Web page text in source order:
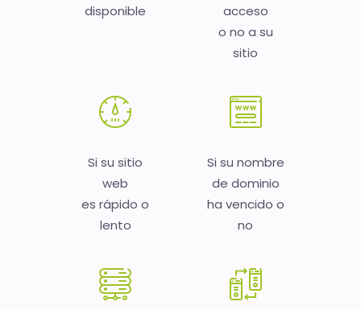
disponible
acceso
o no a su
sitio
Si su sitio
web
es rápido o
lento
Si su nombre
de dominio
ha vencido o
no